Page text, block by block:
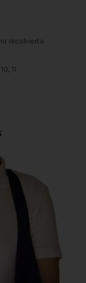
recubierta.
11